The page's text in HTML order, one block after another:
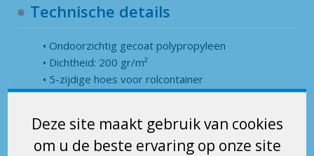
Deze site maakt gebruik van cookies
om u de beste ervaring op onze site
Technische details
Ondoorzichtig gecoat polypropyleen
Dichtheid: 200 gr/m²
5-zijdige hoes voor rolcontainer
Multi-rotaties
Hoge weerstand
Lavable